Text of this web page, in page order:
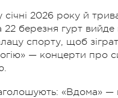
січні 2026 року й
22 березня гурт
спорту, щоб
— концерти про
«Вдома» —